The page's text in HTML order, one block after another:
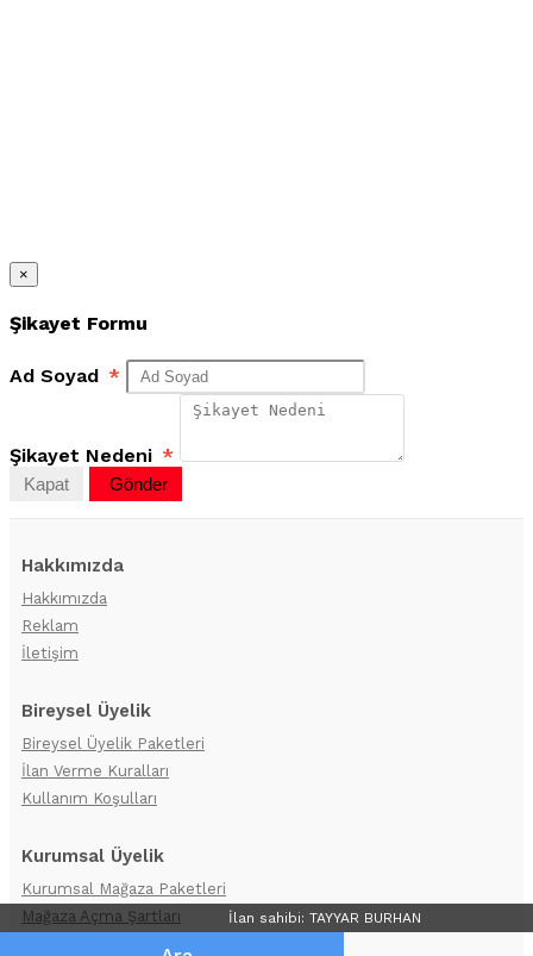
İlan sahibi: TAYYAR BURHAN
×
Şikayet Formu
Ad Soyad *
Şikayet Nedeni *
Kapat Gönder
Hakkımızda
Hakkımızda
Reklam
İletişim
Bireysel Üyelik
Bireysel Üyelik Paketleri
İlan Verme Kuralları
Kullanım Koşulları
Kurumsal Üyelik
Kurumsal Mağaza Paketleri
Mağaza Açma Şartları